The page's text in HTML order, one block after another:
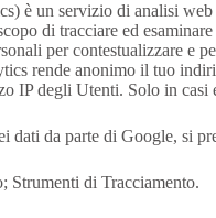
è un servizio di analisi
di tracciare ed
per contestualizzare e
rende anonimo il tuo
IP degli Utenti. Solo in
dati da parte di Google, si
Strumenti di Tracciamento.